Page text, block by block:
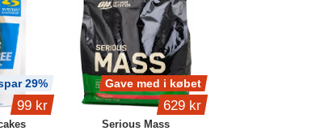
29%
99 kr
Serious Mass
Gave med i købet
629 kr